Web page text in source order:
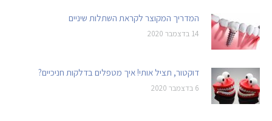
המדריך המקוצר לקראת השתלות שיניים
14 בדצמבר 2020
דוקטור, תציל אותי! איך מטפלים בדלקות חניכיים?
6 בדצמבר 2020